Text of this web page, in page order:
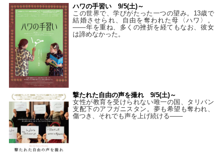
ハワの手習い 9/5(土)～
この世界で、学びがたった一つの望み。13歳で
結婚させられ、自由を奪われた母〈ハワ〉。
——年を重ね、多くの挫折を経てもなお、彼女
は諦めなかった。
撃たれた自由の声を撮れ 9/5(土)～
女性が教育を受けられない唯一の国、タリバン
支配下のアフガニスタン。夢も希望も奪われ、
傷つき、それでも声を上げ続ける——